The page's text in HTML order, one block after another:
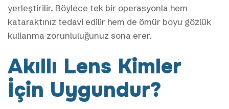
yerleştirilir. Böylece tek bir operasyonla hem
kataraktınız tedavi edilir hem de ömür boyu gözlük
kullanma zorunluluğunuz sona erer.
Akıllı Lens Kimler
İçin Uygundur?